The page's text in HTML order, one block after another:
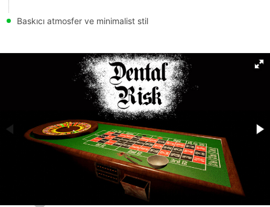
Baskıcı atmosfer ve minimalist stil